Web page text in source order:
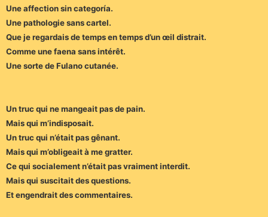
Une affection sin categoría.
Une pathologie sans cartel.
Que je regardais de temps en temps d’un œil distrait.
Comme une faena sans intérêt.
Une sorte de Fulano cutanée.
Un truc qui ne mangeait pas de pain.
Mais qui m’indisposait.
Un truc qui n’était pas gênant.
Mais qui m’obligeait à me gratter.
Ce qui socialement n’était pas vraiment interdit.
Mais qui suscitait des questions.
Et engendrait des commentaires.